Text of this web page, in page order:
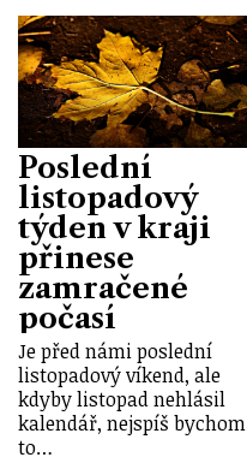
Poslední
listopadový
týden v kraji
přinese
zamračené
počasí
Je před námi poslední
listopadový víkend, ale
kdyby listopad nehlásil
kalendář, nejspíš bychom
to…